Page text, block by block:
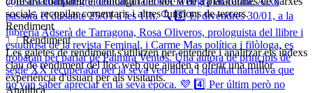
socials, recopilar comentaris i altres funcions de tercers.
Rendiment
Rendiment
Les galetes de rendiment s'utilitzen per entendre i analitzar els índexs
clau de rendiment del lloc web que ajuden a oferir una millor
experiència d'usuari per als visitants.
Analítica